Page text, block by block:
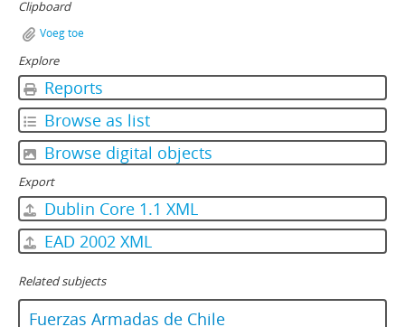
Clipboard
Voeg toe
Explore
Reports
Browse as list
Browse digital objects
Export
Dublin Core 1.1 XML
EAD 2002 XML
Related subjects
Fuerzas Armadas de Chile